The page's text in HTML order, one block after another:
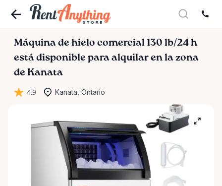
Máquina de hielo comercial 130 lb​/​24 h
está disponible para alquilar en la zona
de Kanata
4.9 Kanata, Ontario